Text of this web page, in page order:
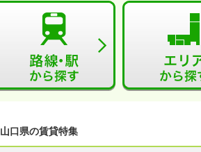
山口県の賃貸特集